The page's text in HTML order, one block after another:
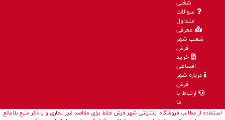
شغلی
سوالات
متداول
معرفی
شعب شهر
فرش
خرید
اقساطی
درباره شهر
فرش
ارتباط با
ما
استفاده از مطالب فروشگاه اینترنتی شهر فرش فقط برای مقاصد غیر تجاری و با ذکر منبع بلامانع